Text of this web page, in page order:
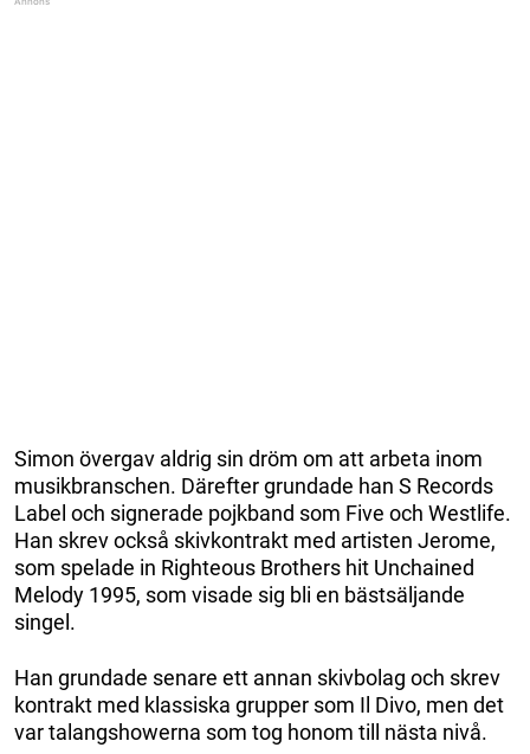
Simon övergav aldrig sin dröm om att arbeta inom
musikbranschen. Därefter grundade han S Records
Label och signerade pojkband som Five och Westlife.
Han skrev också skivkontrakt med artisten Jerome,
som spelade in Righteous Brothers hit Unchained
Melody 1995, som visade sig bli en bästsäljande
singel.
Han grundade senare ett annan skivbolag och skrev
kontrakt med klassiska grupper som Il Divo, men det
var talangshowerna som tog honom till nästa nivå.